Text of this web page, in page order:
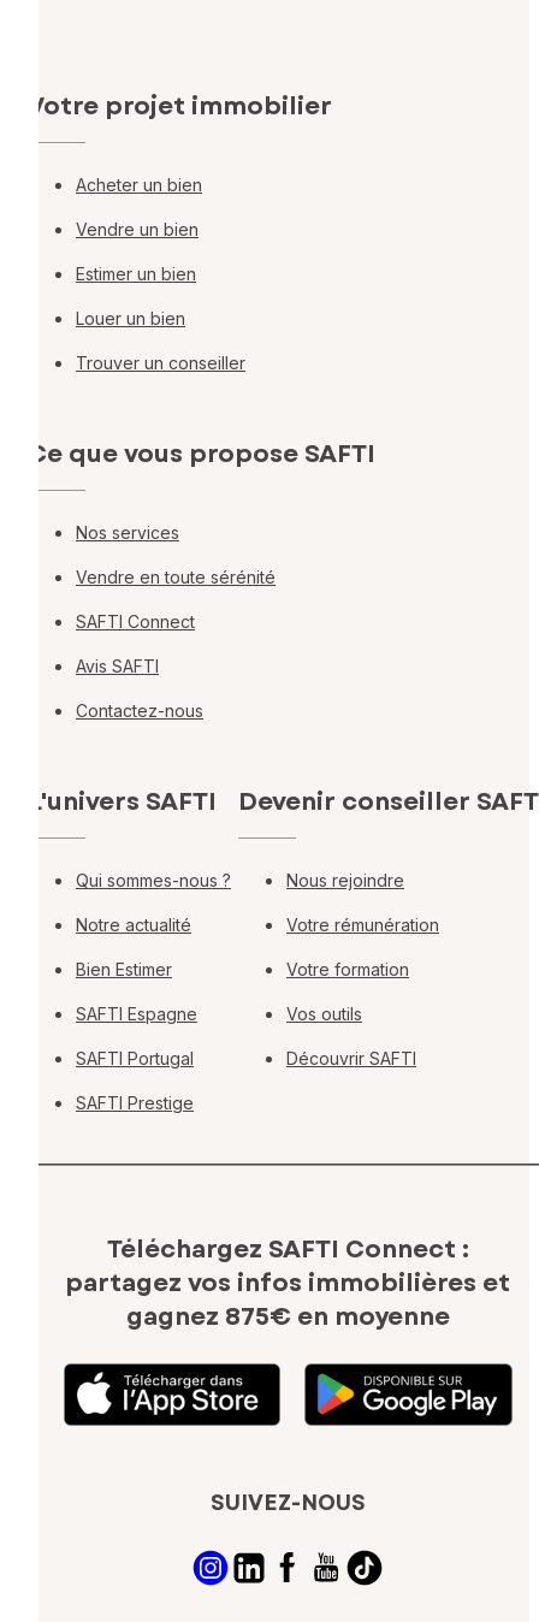
Votre projet immobilier
Acheter un bien
Vendre un bien
Estimer un bien
Louer un bien
Trouver un conseiller
Ce que vous propose SAFTI
Nos services
Vendre en toute sérénité
SAFTI Connect
Avis SAFTI
Contactez-nous
L'univers SAFTI
Qui sommes-nous ?
Notre actualité
Bien Estimer
SAFTI Espagne
SAFTI Portugal
SAFTI Prestige
Devenir conseiller
Nous rejoindre
Votre rémunération
Votre formation
Vos outils
Découvrir SAFTI
Téléchargez SAFTI Connect :
partagez vos infos immobilières et
gagnez 875€ en moyenne
SUIVEZ-NOUS